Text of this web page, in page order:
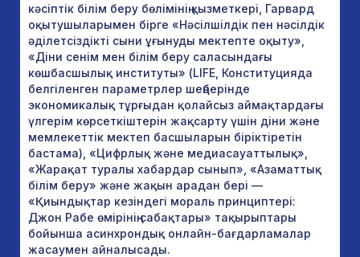
кәсіптік білім беру бөлімінің қызметкері, Гарвард
оқытушыларымен бірге «Нәсілшілдік пен нәсілдік
әділетсіздікті сыни ұғынуды мектепте оқыту»,
«Діни сенім мен білім беру саласындағы
көшбасшылық институты» (LIFE, Конституцияда
белгіленген параметрлер шеңберінде
экономикалық тұрғыдан қолайсыз аймақтардағы
үлгерім көрсеткіштерін жақсарту үшін діни және
мемлекеттік мектеп басшыларын біріктіретін
бастама), «Цифрлық және медиасауаттылық»,
«Жарақат туралы хабардар сынып», «Азаматтық
білім беру» және жақын арадан бері —
«Қиындықтар кезіндегі мораль принциптері:
Джон Рабе өмірінің сабақтары» тақырыптары
бойынша асинхрондық онлайн-бағдарламалар
жасаумен айналысады.